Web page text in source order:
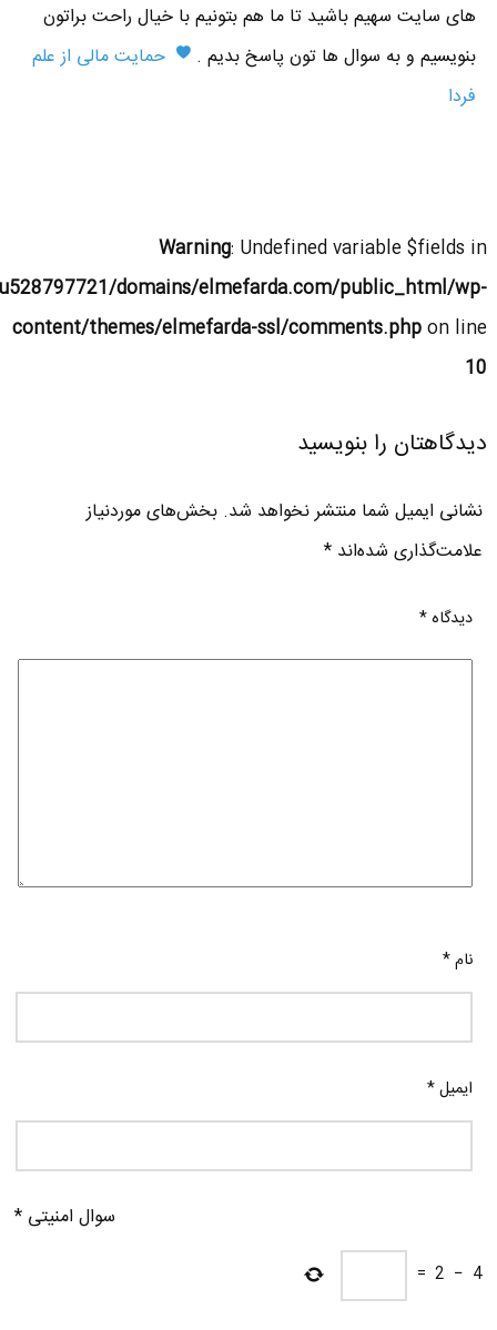
های سایت سهیم باشید تا ما هم بتونیم با خیال راحت براتون
بنویسیم و به سوال ها تون پاسخ بدیم .
حمایت مالی از علم
فردا
Warning: Undefined variable $fields in
domains/elmefarda.com/public_html/wp-
content/themes/elmefarda-ssl/comments.phpon line
10
دیدگاهتان را بنویسید
نشانی ایمیل شما منتشر نخواهد شد. بخش‌های موردنیاز
علامت‌گذاری شده‌اند*
دیدگاه*
نام*
ایمیل*
سوال امنیتی *
4
−
2
=